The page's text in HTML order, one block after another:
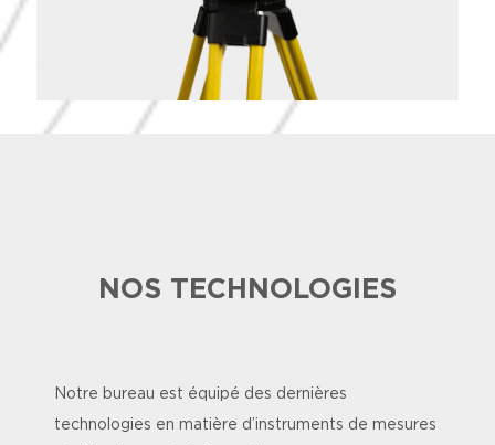
NOS TECHNOLOGIES
Notre bureau est équipé des dernières
technologies en matière d’instruments de mesures